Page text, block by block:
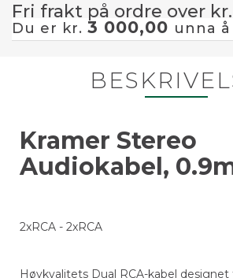
Fri frakt på ordre over
Du er kr. 3 000,00 unna
Kramer Stereo
Audiokabel,
2xRCA - 2xRCA
Høykvalitets Dual RCA-kabel designet